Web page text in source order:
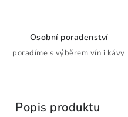
Osobní poradenství
poradíme s výběrem vín i kávy
Popis produktu